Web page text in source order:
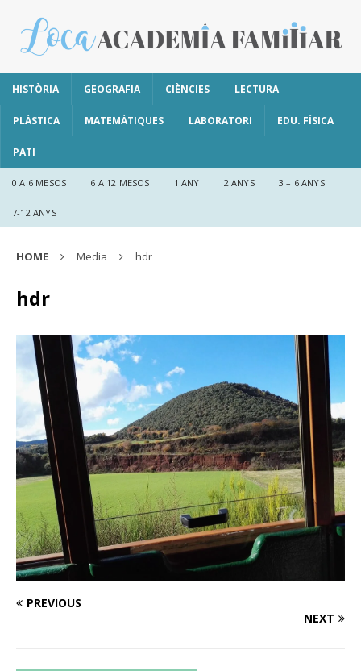
HISTÒRIA GEOGRAFIA CIÈNCIES LECTURA
PLÀSTICA MATEMÀTIQUES LABORATORI EDU. FÍSICA
PATI
0 A 6 MESOS 6 A 12 MESOS 1 ANY 2 ANYS 3 – 6 ANYS
7-12 ANYS
HOME Media hdr
hdr
PREVIOUS
NEXT